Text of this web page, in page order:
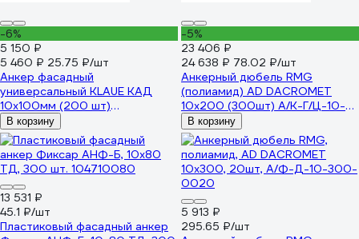
-6%
5 150 ₽
5 460 ₽ 25.75 ₽/шт
Анкер фасадный
универсальный KLAUE КАД
10х100мм (200 шт)
УТ000024858
В корзину
-5%
23 406 ₽
24 638 ₽ 78.02 ₽/шт
Анкерный дюбель RMG
(полиамид) AD DACROMET
10x200 (300шт) А/К-Г/Ц-10-
200-0300 А/Ф-Д-10-200-
0300
В корзину
13 531 ₽
45.1 ₽/шт
Пластиковый фасадный анкер
5 913 ₽
295.65 ₽/шт